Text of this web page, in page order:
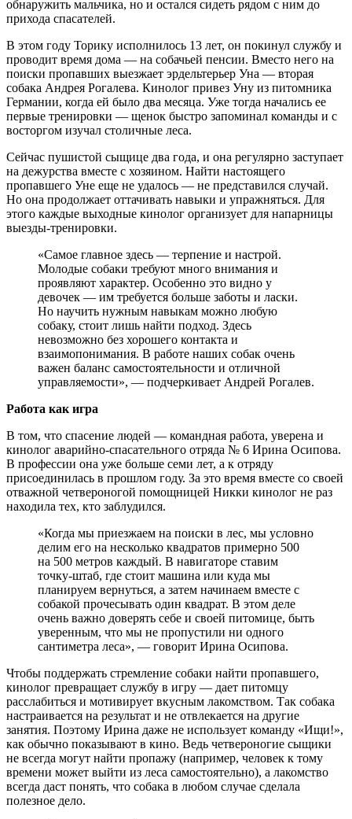
обнаружить мальчика, но и остался сидеть рядом с ним до
прихода спасателей.
В этом году Торику исполнилось 13 лет, он покинул службу и
проводит время дома — на собачьей пенсии. Вместо него на
поиски пропавших выезжает эрдельтерьер Уна — вторая
собака Андрея Рогалева. Кинолог привез Уну из питомника
Германии, когда ей было два месяца. Уже тогда начались ее
первые тренировки — щенок быстро запоминал команды и с
восторгом изучал столичные леса.
Сейчас пушистой сыщице два года, и она регулярно заступает
на дежурства вместе с хозяином. Найти настоящего
пропавшего Уне еще не удалось — не представился случай.
Но она продолжает оттачивать навыки и упражняться. Для
этого каждые выходные кинолог организует для напарницы
выезды-тренировки.
«Самое главное здесь — терпение и настрой.
Молодые собаки требуют много внимания и
проявляют характер. Особенно это видно у
девочек — им требуется больше заботы и ласки.
Но научить нужным навыкам можно любую
собаку, стоит лишь найти подход. Здесь
невозможно без хорошего контакта и
взаимопонимания. В работе наших собак очень
важен баланс самостоятельности и отличной
управляемости», — подчеркивает Андрей Рогалев.
Работа как игра
В том, что спасение людей — командная работа, уверена и
кинолог аварийно-спасательного отряда № 6 Ирина Осипова.
В профессии она уже больше семи лет, а к отряду
присоединилась в прошлом году. За это время вместе со своей
отважной четвероногой помощницей Никки кинолог не раз
находила тех, кто заблудился.
«Когда мы приезжаем на поиски в лес, мы условно
делим его на несколько квадратов примерно 500
на 500 метров каждый. В навигаторе ставим
точку-штаб, где стоит машина или куда мы
планируем вернуться, а затем начинаем вместе с
собакой прочесывать один квадрат. В этом деле
очень важно доверять себе и своей питомице, быть
уверенным, что мы не пропустили ни одного
сантиметра леса», — говорит Ирина Осипова.
Чтобы поддержать стремление собаки найти пропавшего,
кинолог превращает службу в игру — дает питомцу
расслабиться и мотивирует вкусным лакомством. Так собака
настраивается на результат и не отвлекается на другие
занятия. Поэтому Ирина даже не использует команду «Ищи!»,
как обычно показывают в кино. Ведь четвероногие сыщики
не всегда могут найти пропажу (например, человек к тому
времени может выйти из леса самостоятельно), а лакомство
всегда даст понять, что собака в любом случае сделала
полезное дело.